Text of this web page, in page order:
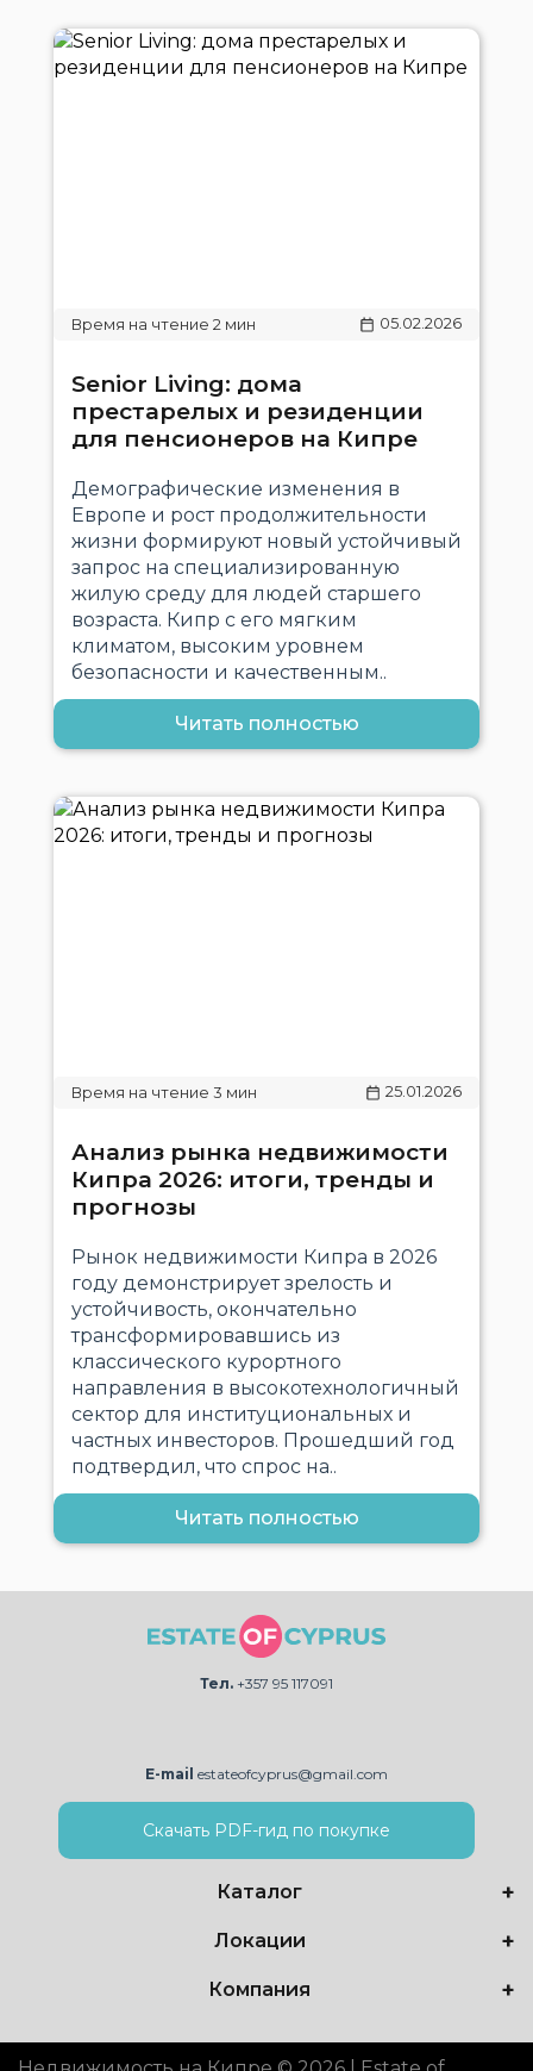
05.02.2026
Senior Living: дома
престарелых и резиденции
для пенсионеров на Кипре
Демографические изменения в
Европе и рост продолжительности
жизни формируют новый устойчивый
запрос на специализированную
жилую среду для людей старшего
возраста. Кипр с его мягким
климатом, высоким уровнем
безопасности и качественным..
Читать полностью
25.01.2026
Анализ рынка недвижимости
Кипра 2026: итоги, тренды и
прогнозы
Рынок недвижимости Кипра в 2026
году демонстрирует зрелость и
устойчивость, окончательно
трансформировавшись из
классического курортного
направления в высокотехнологичный
сектор для институциональных и
частных инвесторов. Прошедший год
подтвердил, что спрос на..
Читать полностью
Тел. +357 95 117091
E-mail estateofcyprus@gmail.com
Скачать PDF-гид по покупке
Каталог
Локации
Компания